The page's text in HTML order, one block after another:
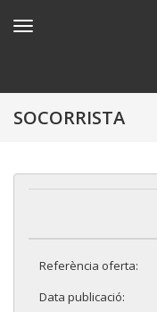
SOCORRISTA
Referència oferta:
Data publicació: